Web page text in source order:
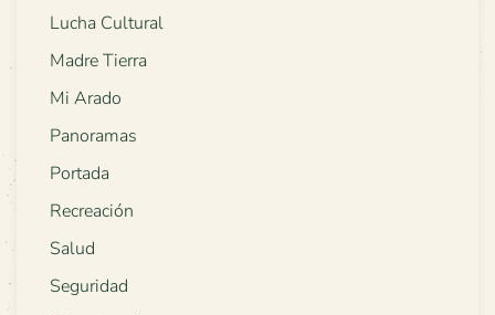
Lucha Cultural
Madre Tierra
Mi Arado
Panoramas
Portada
Recreación
Salud
Seguridad